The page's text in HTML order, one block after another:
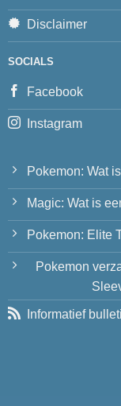
Disclaimer
SOCIALS
Facebook
Instagram
Pokemon: Wat
Magic: Wat is
Pokemon: Elite
Pokemon
Informatief